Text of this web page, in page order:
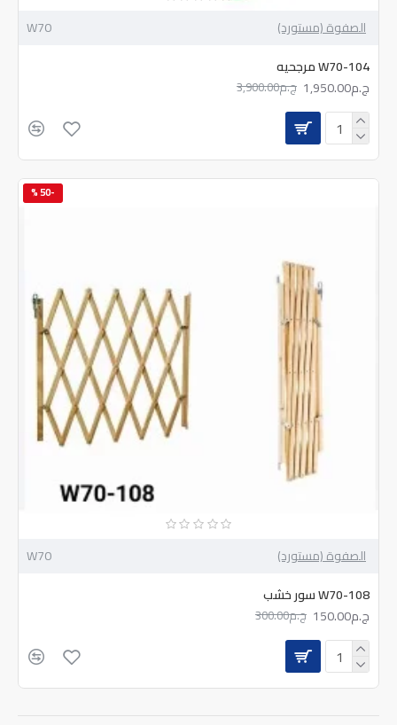
الصفوة (مستورد)
W70
W70-104 مرجحيه
ج.م1,950.00
ج.م3,900.00
-50 %
الصفوة (مستورد)
W70
W70-108 سور خشب
ج.م150.00
ج.م300.00